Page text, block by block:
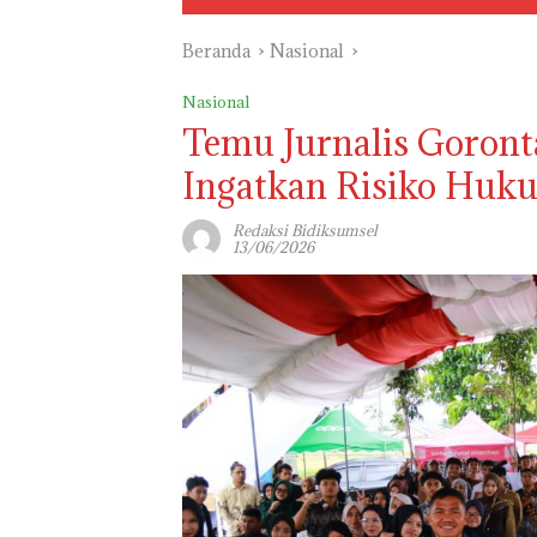
Beranda Nasional
Nasional
Temu Jurnalis
Ingatkan Risiko
Redaksi Bidiksumsel
13/06/2026